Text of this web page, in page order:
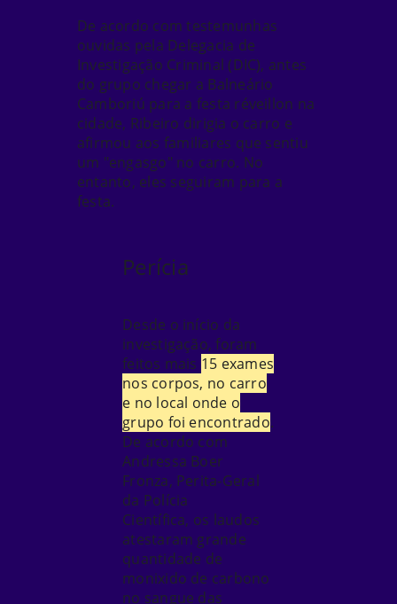
De acordo com testemunhas
ouvidas pela Delegacia de
Investigação Criminal (DIC), antes
do grupo chegar a Balneário
Camboriú para a festa réveillon na
cidade, Ribeiro dirigia o carro e
afirmou aos familiares que sentiu
um "engasgo" no carro. No
entanto, eles seguiram para a
festa.
Perícia
Desde o início da
investigação, foram
feitos mais 15 exames
nos corpos, no carro
e no local onde o
grupo foi encontrado.
De acordo com
Andressa Boer
Fronza, Perita-Geral
da Polícia
Científica, os laudos
atestaram grande
quantidade de
monixido de carbono
no sangue das